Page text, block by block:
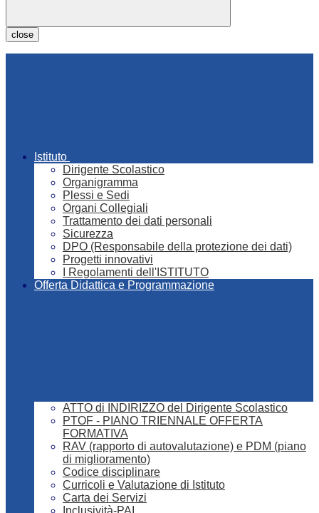
close
Istituto
Dirigente Scolastico
Organigramma
Plessi e Sedi
Organi Collegiali
Trattamento dei dati personali
Sicurezza
DPO (Responsabile della protezione dei dati)
Progetti innovativi
I Regolamenti dell'ISTITUTO
Offerta Didattica e Programmazione
ATTO di INDIRIZZO del Dirigente Scolastico
PTOF - PIANO TRIENNALE OFFERTA
FORMATIVA
RAV (rapporto di autovalutazione) e PDM (piano
di miglioramento)
Codice disciplinare
Curricoli e Valutazione di Istituto
Carta dei Servizi